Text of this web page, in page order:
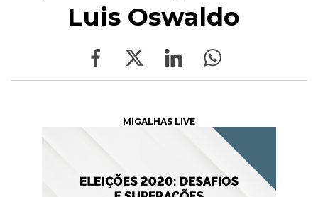
Luis Oswaldo
MIGALHAS LIVE